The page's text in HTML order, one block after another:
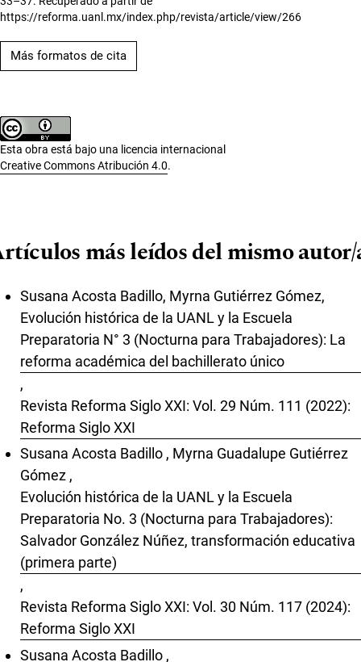
https://reforma.uanl.mx/index.php/revista/article/view/266
Más formatos de cita
Esta obra está bajo una licencia internacional
Creative Commons Atribución 4.0.
más leídos del mismo
Susana Acosta Badillo, Myrna Gutiérrez Gómez,
Evolución histórica de la UANL y la Escuela
Preparatoria N° 3 (Nocturna para Trabajadores): La
reforma académica del bachillerato único
,
Revista Reforma Siglo XXI: Vol. 29 Núm. 111 (2022):
Reforma Siglo XXI
Susana Acosta Badillo , Myrna Guadalupe Gutiérrez
Gómez ,
Evolución histórica de la UANL y la Escuela
Preparatoria No. 3 (Nocturna para Trabajadores):
Salvador González Núñez, transformación educativa
(primera parte)
,
Revista Reforma Siglo XXI: Vol. 30 Núm. 117 (2024):
Reforma Siglo XXI
Susana Acosta Badillo ,